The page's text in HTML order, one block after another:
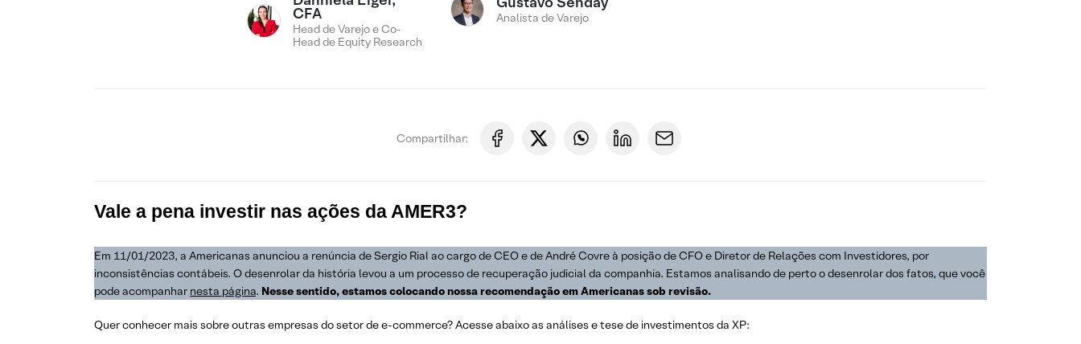
CFA
Head de Varejo e Co-
Head de Equity Research
Analista de Varejo
Compartilhar:
Vale a pena investir nas ações da AMER3?
Em 11/01/2023, a Americanas anunciou a renúncia de Sergio Rial ao cargo de CEO e de André Covre à posição de CFO e Diretor de Relações com Investidores, por
inconsistências contábeis. O desenrolar da história levou a um processo de recuperação judicial da companhia. Estamos analisando de perto o desenrolar dos fatos, que você
pode acompanhar nesta página. Nesse sentido, estamos colocando nossa recomendação em Americanas sob revisão.
Quer conhecer mais sobre outras empresas do setor de e-commerce? Acesse abaixo as análises e tese de investimentos da XP: